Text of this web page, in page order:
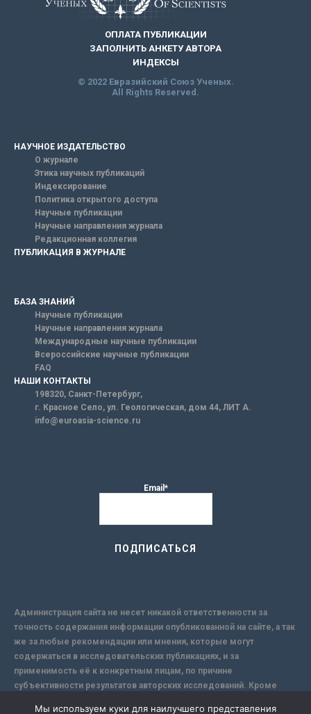
ОПЛАТА ПУБЛИКАЦИИ
ЗАПОЛНИТЬ АНКЕТУ АВТОРА
ИНДЕКСЫ
© 2022 Евразийский Союз Ученых.
All Rights Reserved.
НАУЧНОЕ ИЗДАТЕЛЬСТВО
О журнале
Этика научных публикаций
Индексирование
Политика открытого доступа
Научные публикации
Научные направления журнала
Редакционная коллегия
ПУБЛИКАЦИЯ В ЖУРНАЛЕ
БАЗА ЗНАНИЙ
Научные публикации
Научные направления журнала
Международные научные публикации
Всероссийские научные публикации
FAQ
НАШИ КОНТАКТЫ
198320, Санкт-Петербург,
г. Красное Село, ул. Геологическая, дом 44, ЛИТ А.
info@euroasia-science.ru
Email*
Администрация сайта не несет никакой ответственности за
точность содержания информации опубликованной на сайте, а так
же за любые рекомендации или мнения, которые могут
содержаться в исследовательских публикациях, и за
применимость её к конкретным лицам, по причине
субъективности результатов авторских исследований. Кроме
Мы используем куки для наилучшего представления